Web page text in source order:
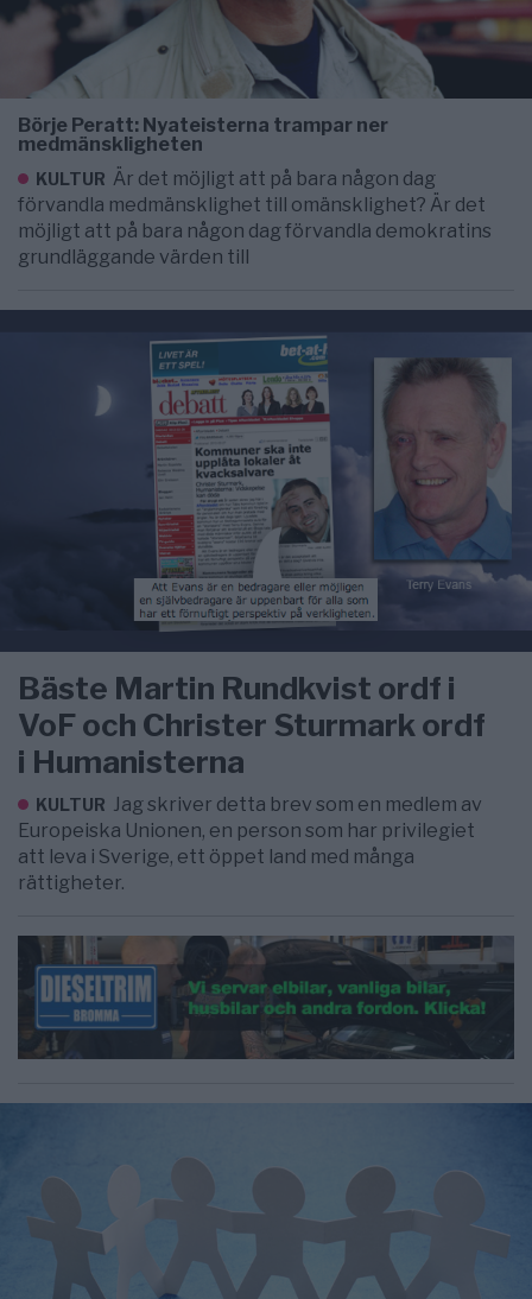
Börje Peratt: Nyateisterna trampar ner
medmänskligheten
KULTUR Är det möjligt att på bara någon dag
förvandla medmänsklighet till omänsklighet? Är det
möjligt att på bara någon dag förvandla demokratins
grundläggande värden till
Bäste Martin Rundkvist ordf i
VoF och Christer Sturmark ordf
i Humanisterna
KULTUR Jag skriver detta brev som en medlem av
Europeiska Unionen, en person som har privilegiet
att leva i Sverige, ett öppet land med många
rättigheter.